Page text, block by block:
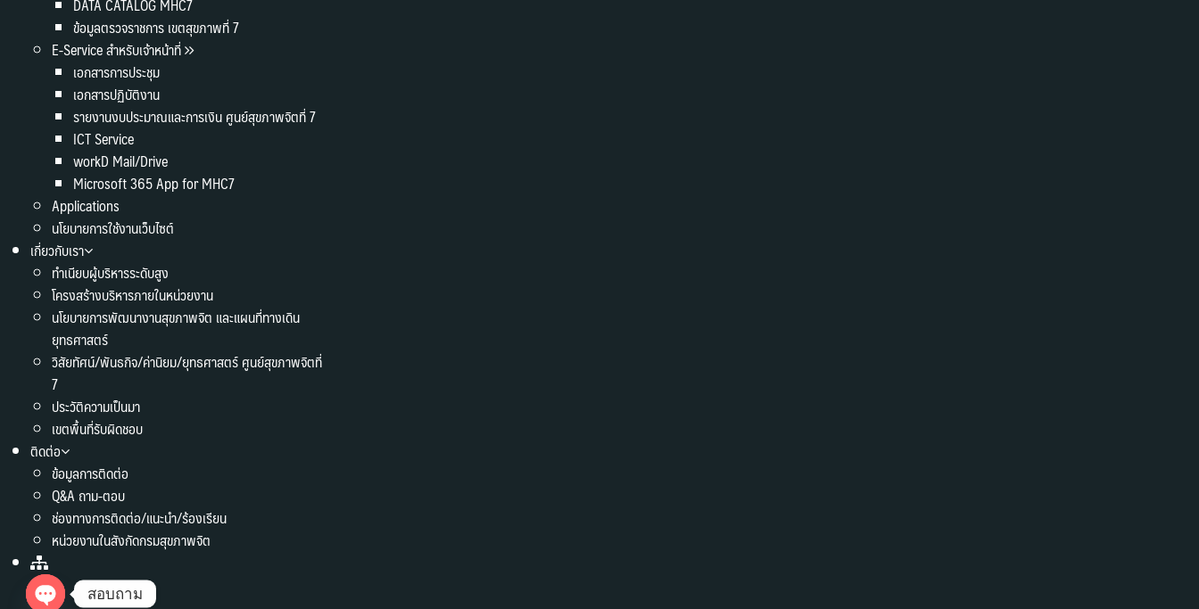
DATA CATALOG MHC7
ข้อมูลตรวจราชการ เขตสุขภาพที่ 7
E-Service สำหรับเจ้าหน้าที่
เอกสารการประชุม
เอกสารปฏิบัติงาน
รายงานงบประมาณและการเงิน ศูนย์สุขภาพจิตที่ 7
ICT Service
workD Mail/Drive
Microsoft 365 App for MHC7
Applications
นโยบายการใช้งานเว็บไซต์
เกี่ยวกับเรา
ทำเนียบผู้บริหารระดับสูง
โครงสร้างบริหารภายในหน่วยงาน
นโยบายการพัฒนางานสุขภาพจิต และแผนที่ทางเดิน
ยุทธศาสตร์
วิสัยทัศน์/พันธกิจ/ค่านิยม/ยุทธศาสตร์ ศูนย์สุขภาพจิตที่
7
ประวัติความเป็นมา
เขตพื้นที่รับผิดชอบ
ติดต่อ
ข้อมูลการติดต่อ
Q&A ถาม-ตอบ
ช่องทางการติดต่อ/แนะนำ/ร้องเรียน
หน่วยงานในสังกัดกรมสุขภาพจิต
สอบถาม